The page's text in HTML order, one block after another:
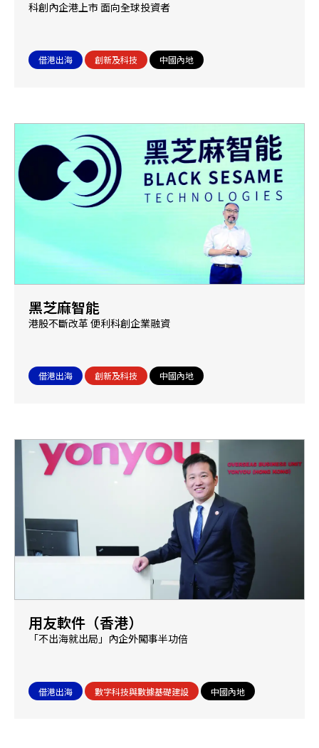
科創內企港上市 面向全球投資者
借港出海 創新及科技 中國內地
黑芝麻智能
港股不斷改革 便利科創企業融資
借港出海 創新及科技 中國內地
用友軟件（香港）
「不出海就出局」內企外闖事半功倍
借港出海 數字科技與數據基礎建設 中國內地